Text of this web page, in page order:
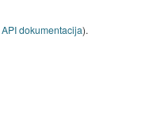
API dokumentacija).